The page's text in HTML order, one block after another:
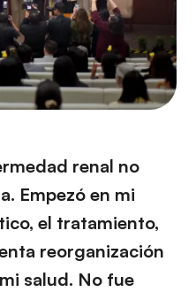
renal no
Empezó en mi
el tratamiento,
reorganización
salud. No fue